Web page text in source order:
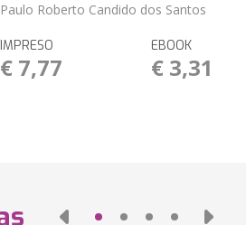
Paulo Roberto Candido dos Santos
IMPRESO
€ 7,77
EBOOK
€ 3,31